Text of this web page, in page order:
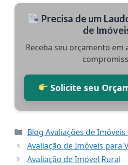
Precisa de um
de
Receba seu orçamento em
Solicite seu
Categorias
Blog Avaliações de
Avaliação de Imóveis para
Avaliação de Imóvel Rural